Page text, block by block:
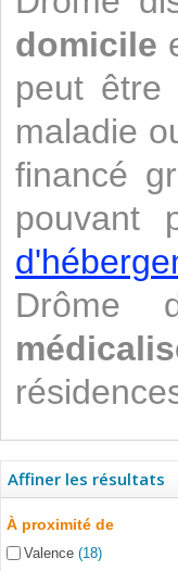
domicile
peut être
maladie
financé
pouvant
Drôme
Affiner les résultats
À proximité de
Valence (18)